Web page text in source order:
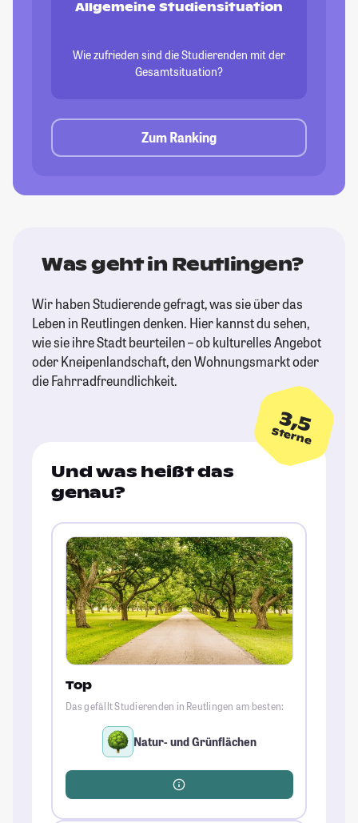
Allgemeine Studiensituation
Wie zufrieden sind die Studierenden mit der
Gesamtsituation?
Zum Ranking
Was geht in Reutlingen?
Wir haben Studierende gefragt, was sie über das
Leben in Reutlingen denken. Hier kannst du sehen,
wie sie ihre Stadt beurteilen – ob kulturelles Angebot
oder Kneipenlandschaft, den Wohnungsmarkt oder
die Fahrradfreundlichkeit.
3,5
Sterne
Und was heißt das
genau?
Top
Das gefällt Studierenden in Reutlingen am besten:
Natur- und Grünflächen